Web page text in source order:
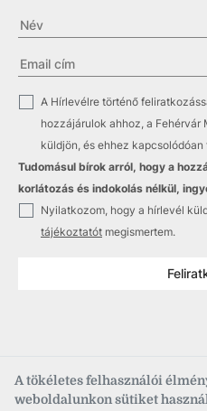
A tökéletes felhasználói
weboldalunkon sütiket
✓
A Hírlevélre történő
hozzájárulok ahhoz, a Fehérvár
küldjön, és ehhez
Tudomásul bírok arról, hogy a
korlátozás és indokolás nélkül,
✓ Nyilatkozom, hogy a hírlevél
tájékoztatót megismertem.
Copyright © 2021–2026 Fehérvár